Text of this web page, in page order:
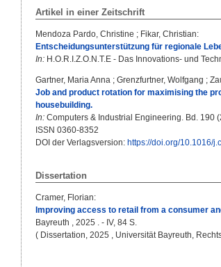
Artikel in einer Zeitschrift
Mendoza Pardo, Christine ; Fikar, Christian:
Entscheidungsunterstützung für regionale
In: H.O.R.I.Z.O.N.T.E - Das Innovations- und
Gartner, Maria Anna ; Grenzfurtner, Wolfgang ;
Job and product rotation for maximising the
housebuilding.
In: Computers & Industrial Engineering. Bd. 190
ISSN 0360-8352
DOI der Verlagsversion: https://doi.org/10.1016/
Dissertation
Cramer, Florian:
Improving access to retail from a consumer
Bayreuth , 2025 . - IV, 84 S.
( Dissertation, 2025 , Universität Bayreuth,